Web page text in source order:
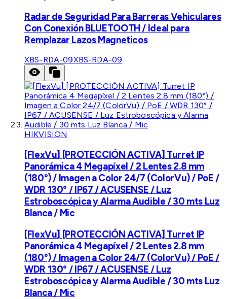
Radar de Seguridad Para Barreras Vehiculares
Con Conexión BLUETOOTH / Ideal para
Remplazar Lazos Magneticos
XBS-RDA-09XBS-RDA-09
HIKVISION
[FlexVu] [PROTECCIÓN ACTIVA] Turret IP
Panorámica 4 Megapíxel / 2 Lentes 2.8 mm
(180°) / Imagen a Color 24/7 (ColorVu) / PoE /
WDR 130° / IP67 / ACUSENSE / Luz
Estroboscópica y Alarma Audible / 30 mts Luz
Blanca / Mic
[FlexVu] [PROTECCIÓN ACTIVA] Turret IP
Panorámica 4 Megapíxel / 2 Lentes 2.8 mm
(180°) / Imagen a Color 24/7 (ColorVu) / PoE /
WDR 130° / IP67 / ACUSENSE / Luz
Estroboscópica y Alarma Audible / 30 mts Luz
Blanca / Mic